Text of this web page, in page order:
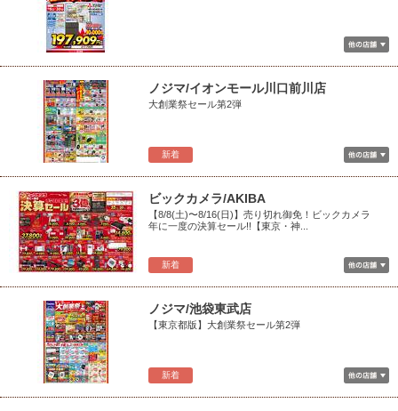
新着
ノジマ/イオンモール川口前川店
大創業祭セール第2弾
新着
ビックカメラ/AKIBA
【8/8(土)〜8/16(日)】売り切れ御免！ビックカメラ
年に一度の決算セール!!【東京・神...
新着
ノジマ/池袋東武店
【東京都版】大創業祭セール第2弾